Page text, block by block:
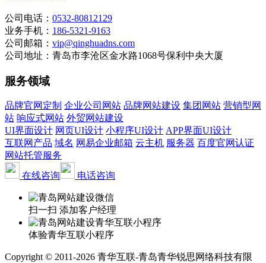
公司电话： 0532-80812129
业务手机： 186-5321-9163
公司邮箱： vip@qinghuadns.com
公司地址：青岛市李沧区金水路1068号保利中央大厦
服务领域
品牌官网定制 企业公司网站 品牌网站建设 集团网站 营销型网
站 响应式网站 外贸网站建设
UI界面设计 网页UI设计 小程序UI设计 APP界面UI设计
互联网产品 域名 网易企业邮箱 云主机 服务器 百度官网认证
网站托管服务
在线咨询
电话咨询
扫一扫 添加客户经理
体验青华互联小程序
Copyright © 2011-2026 青华互联-青岛青华锐思网络科技有限